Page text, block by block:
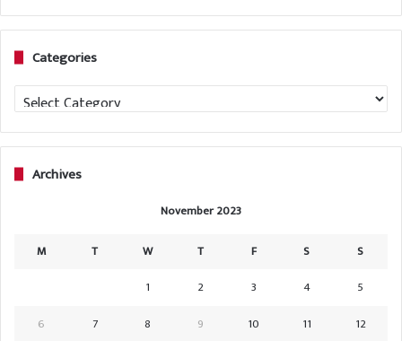
Categories
Categories
Archives
November 2023
M T W T F S
S
1
2 3 4
5
6
7 8 9 10 11
12